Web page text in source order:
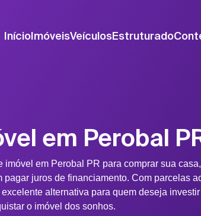
InícioImóveisVeículosEstruturado
em Perobal
em Perobal PR para comprar sua casa,
juros de financiamento. Com parcelas
alternativa para quem deseja
o imóvel dos sonhos.